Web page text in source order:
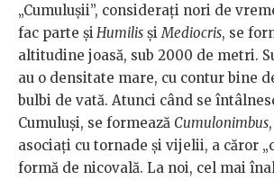
„Cumulușii”, considerați nori de
fac parte și Humilis și Mediocris, se
altitudine joasă, sub 2000 de metri.
au o densitate mare, cu contur bine
bulbi de vată. Atunci când se
Cumuluși, se formează Cumulonimbus
asociați cu tornade și vijelii, a căror
formă de nicovală. La noi, cel mai